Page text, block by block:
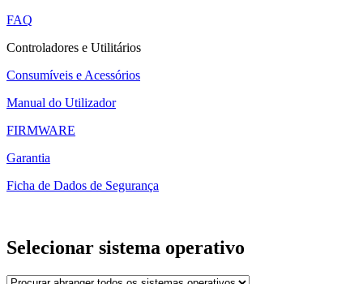
FAQ
Controladores e Utilitários
Consumíveis e Acessórios
Manual do Utilizador
FIRMWARE
Garantia
Ficha de Dados de Segurança
Selecionar sistema operativo